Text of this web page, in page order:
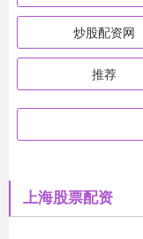
炒股配资网
推荐
上海股票配资